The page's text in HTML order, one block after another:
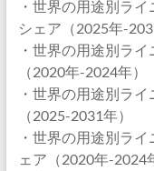
・世界の用途別ラ
シェア（2025年-
・世界の用途別ラ
（2020年-2024年）
・世界の用途別ラ
（2025-2031年）
・世界の用途別ラ
ェア（2020年-2024